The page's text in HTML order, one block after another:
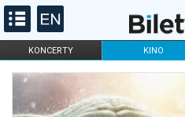
KONCERTY KINO
FILHARMONIA OPERA I BALET
DLA DZIECI